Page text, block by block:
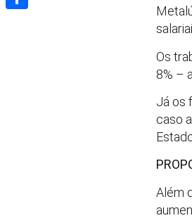
Os
8% –
Já os
caso
Além